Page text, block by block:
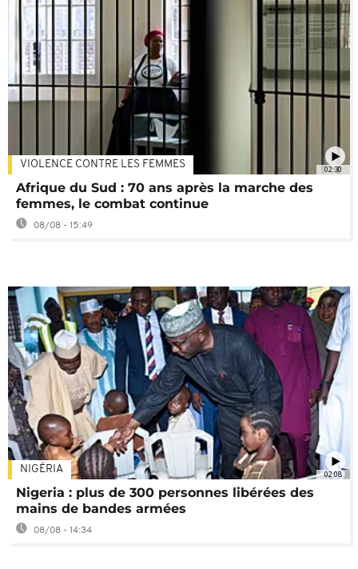
02:30
VIOLENCE CONTRE LES FEMMES
Afrique du Sud : 70 ans après la marche des
femmes, le combat continue
08/08 - 15:49
02:08
NIGÉRIA
Nigeria : plus de 300 personnes libérées des
mains de bandes armées
08/08 - 14:34